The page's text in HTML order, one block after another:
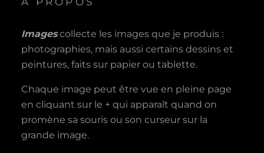
Imagescollecte les images que je produis :
photographies, mais aussi certains dessins et
peintures, faits sur papier ou tablette.
Chaque image peut être vue en pleine page
en cliquant sur le + qui apparaît quand on
promène sa souris ou son curseur sur la
grande image.